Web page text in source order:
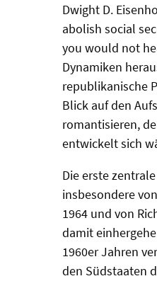
Dwight D.
abolish social
you would not
Dynamiken
republikanische
Blick auf den
romantisieren,
entwickelt sich
Die erste
insbesondere
1964 und von
damit
1960er Jahren
den Südstaaten